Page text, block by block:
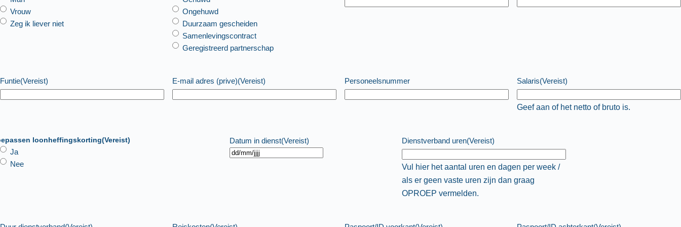
Vrouw
Zeg ik liever niet
Ongehuwd
Duurzaam gescheiden
Samenlevingscontract
Geregistreerd partnerschap
Funtie(Vereist) E-mail adres (prive)(Vereist) Personeelsnummer Salaris(Vereist)
Geef aan of het netto of bruto is.
loonheffingskorting(Vereist)
Ja
Nee
Datum in dienst(Vereist) Dienstverband uren(Vereist)
Vul hier het aantal uren en dagen per week /
als er geen vaste uren zijn dan graag
OPROEP vermelden.